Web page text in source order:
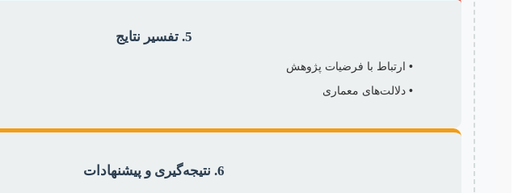
5. تفسیر نتایج
• ارتباط با فرضیات پژوهش
• دلالت‌های معماری
6. نتیجه‌گیری و پیشنهادات